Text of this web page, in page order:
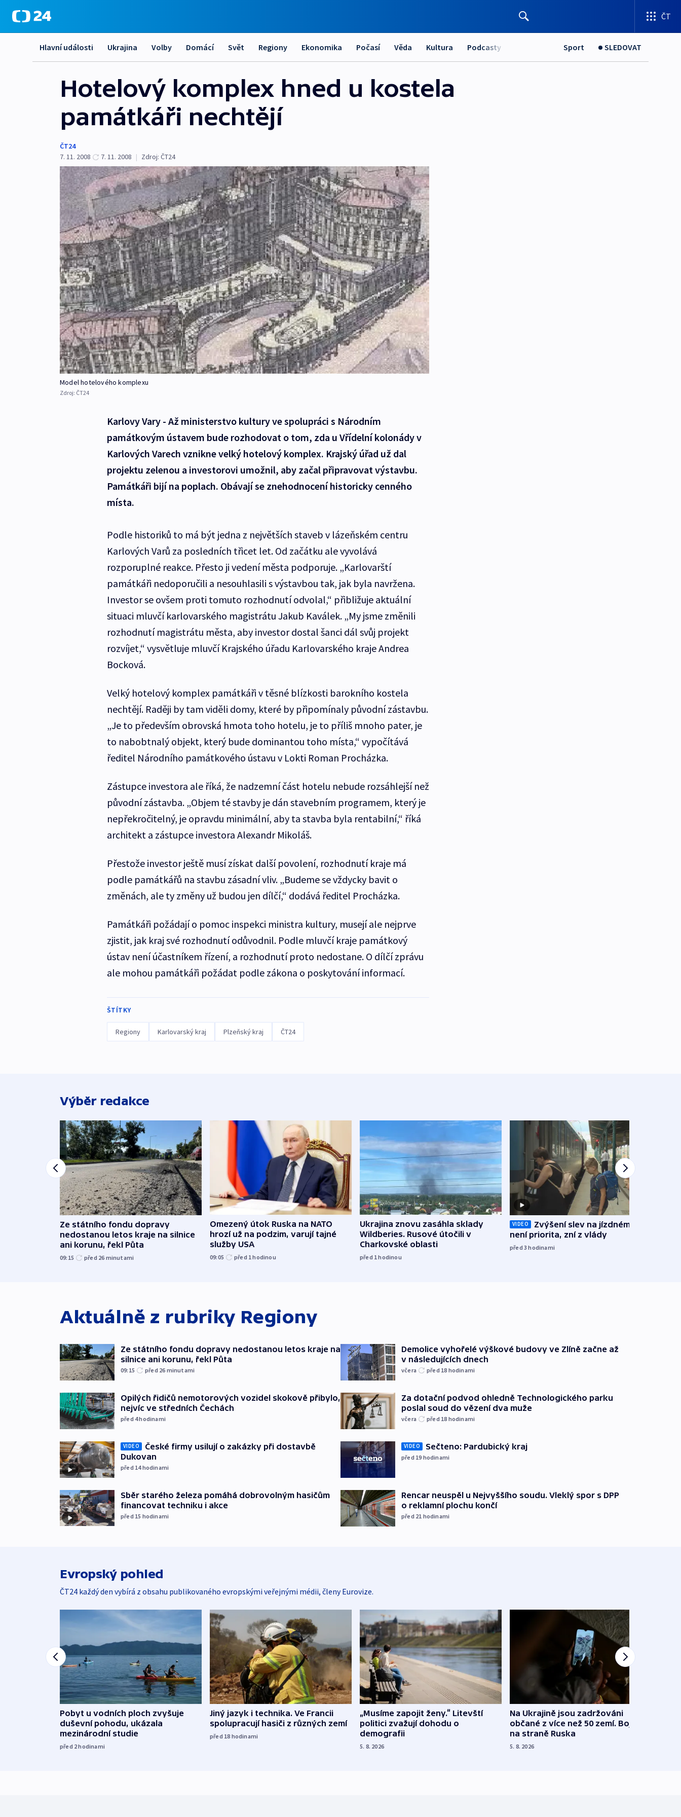
ČT
Hlavní události Ukrajina Volby Domácí Svět Regiony Ekonomika Počasí Věda Kultura Podcasty Sport SLEDOVAT
Hotelový komplex hned u kostela
památkáři nechtějí
ČT24
7. 11. 2008
7. 11. 2008 | Zdroj: ČT24
Model hotelového komplexu
Zdroj: ČT24
Karlovy Vary - Až ministerstvo kultury ve spolupráci s Národním
památkovým ústavem bude rozhodovat o tom, zda u Vřídelní kolonády v
Karlových Varech vznikne velký hotelový komplex. Krajský úřad už dal
projektu zelenou a investorovi umožnil, aby začal připravovat výstavbu.
Památkáři bijí na poplach. Obávají se znehodnocení historicky cenného
místa.
Podle historiků to má být jedna z největších staveb v lázeňském centru
Karlových Varů za posledních třicet let. Od začátku ale vyvolává
rozporuplné reakce. Přesto ji vedení města podporuje. „Karlovarští
památkáři nedoporučili a nesouhlasili s výstavbou tak, jak byla navržena.
Investor se ovšem proti tomuto rozhodnutí odvolal,“ přibližuje aktuální
situaci mluvčí karlovarského magistrátu Jakub Kaválek. „My jsme změnili
rozhodnutí magistrátu města, aby investor dostal šanci dál svůj projekt
rozvíjet,“ vysvětluje mluvčí Krajského úřadu Karlovarského kraje Andrea
Bocková.
Velký hotelový komplex památkáři v těsné blízkosti barokního kostela
nechtějí. Raději by tam viděli domy, které by připomínaly původní zástavbu.
„Je to především obrovská hmota toho hotelu, je to příliš mnoho pater, je
to nabobtnalý objekt, který bude dominantou toho místa,“ vypočítává
ředitel Národního památkového ústavu v Lokti Roman Procházka.
Zástupce investora ale říká, že nadzemní část hotelu nebude rozsáhlejší než
původní zástavba. „Objem té stavby je dán stavebním programem, který je
nepřekročitelný, je opravdu minimální, aby ta stavba byla rentabilní,“ říká
architekt a zástupce investora Alexandr Mikoláš.
Přestože investor ještě musí získat další povolení, rozhodnutí kraje má
podle památkářů na stavbu zásadní vliv. „Budeme se vždycky bavit o
změnách, ale ty změny už budou jen dílčí,“ dodává ředitel Procházka.
Památkáři požádají o pomoc inspekci ministra kultury, musejí ale nejprve
zjistit, jak kraj své rozhodnutí odůvodnil. Podle mluvčí kraje památkový
ústav není účastníkem řízení, a rozhodnutí proto nedostane. O dílčí zprávu
ale mohou památkáři požádat podle zákona o poskytování informací.
ŠTÍTKY
Regiony Karlovarský kraj Plzeňský kraj ČT24
Výběr redakce
Ze státního fondu dopravy
nedostanou letos kraje na silnice
ani korunu, řekl Půta
09:15 před 26 minutami
Omezený útok Ruska na NATO
hrozí už na podzim, varují tajné
služby USA
09:05 před 1hodinou
Ukrajina znovu zasáhla sklady
Wildberies. Rusové útočili v
Charkovské oblasti
před 1hodinou
VIDEO
Zvýšení slev na jízdném teď
není priorita, zní z vlády
před 3hodinami
Aktuálně z rubriky Regiony
Ze státního fondu dopravy nedostanou letos kraje na
silnice ani korunu, řekl Půta
09:15 před 26 minutami
Opilých řidičů nemotorových vozidel skokově přibylo,
nejvíc ve středních Čechách
před 4hodinami
VIDEO
České firmy usilují o zakázky při dostavbě
Dukovan
před 14hodinami
Sběr starého železa pomáhá dobrovolným hasičům
financovat techniku i akce
před 15 hodinami
Demolice vyhořelé výškové budovy ve Zlíně začne až
v následujících dnech
včera před 18 hodinami
Za dotační podvod ohledně Technologického parku
poslal soud do vězení dva muže
včera před 18 hodinami
VIDEO Sečteno: Pardubický kraj
před 19 hodinami
Rencar neuspěl u Nejvyššího soudu. Vleklý spor s DPP
o reklamní plochu končí
před 21 hodinami
Evropský pohled
ČT24 každý den vybírá z obsahu publikovaného evropskými veřejnými médii, členy Eurovize.
Pobyt u vodních ploch zvyšuje
duševní pohodu, ukázala
mezinárodní studie
před 2hodinami
Jiný jazyk i technika. Ve Francii
spolupracují hasiči z různých zemí
před 18 hodinami
„Musíme zapojit ženy.“ Litevští
politici zvažují dohodu o
demografii
5. 8. 2026
Na Ukrajině jsou zadržováni
občané z více než 50 zemí. Bojovali
na straně Ruska
5. 8. 2026